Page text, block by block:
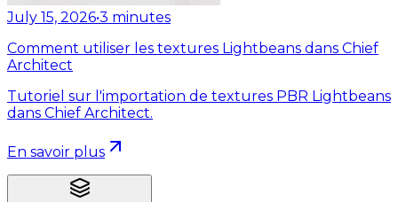
July 15, 2026•3 minutes
Comment utiliser les textures Lightbeans dans Chief
Architect
Tutoriel sur l'importation de textures PBR Lightbeans
dans Chief Architect.
En savoir plus